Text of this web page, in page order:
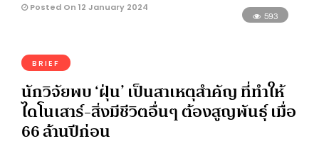
Posted On 12 January 2024
593
BRIEF
นักวิจัยพบ ‘ฝุ่น’ เป็นสาเหตุสำคัญ ที่ทำให้
ไดโนเสาร์-สิ่งมีชีวิตอื่นๆ ต้องสูญพันธุ์ เมื่อ
66 ล้านปีก่อน